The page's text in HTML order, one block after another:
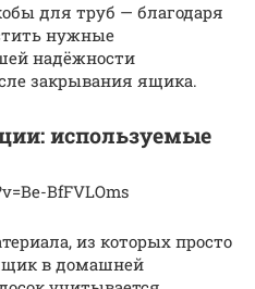
для труб — благодаря
нужные
надёжности
закрывания ящика.
используемые
BfFVLOms
из которых просто
в домашней